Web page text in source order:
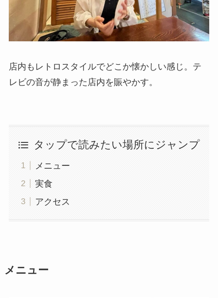
店内もレトロスタイルでどこか懐かしい感じ。テ
レビの音が静まった店内を賑やかす。
タップで読みたい場所にジャンプ
メニュー
実食
アクセス
メニュー